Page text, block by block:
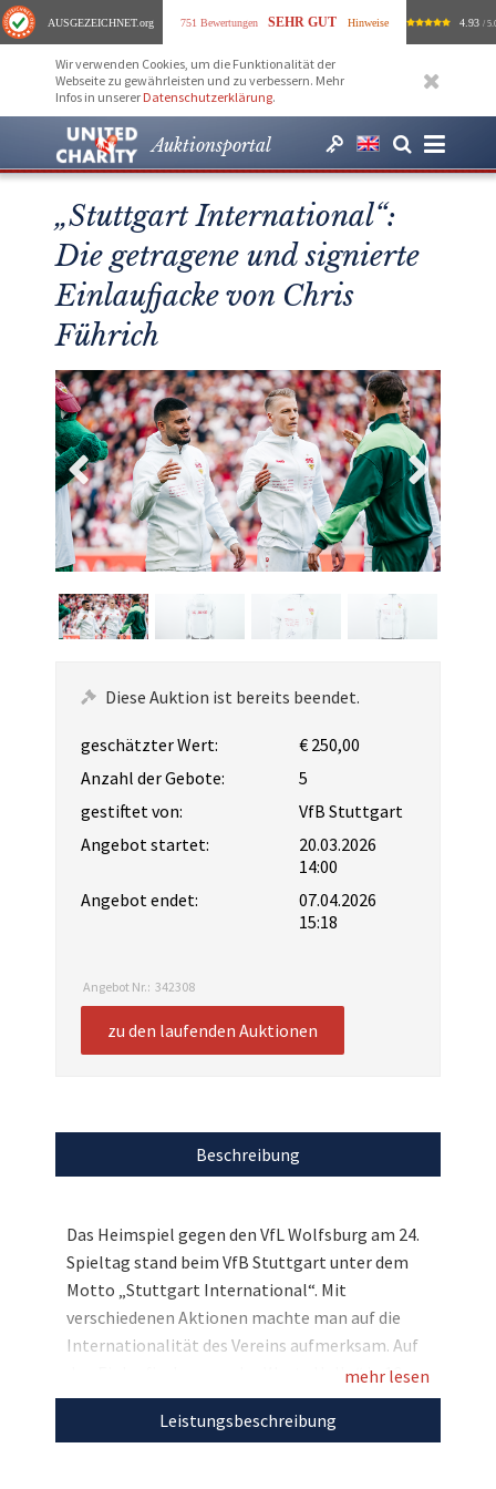
AUSGEZEICHNET.org 751 Bewertungen SEHR GUT Hinweise 4.93 /
Wir verwenden Cookies, um die Funktionalität der
Webseite zu gewährleisten und zu verbessern. Mehr
Infos in unserer Datenschutzerklärung.
Auktionsportal
„Stuttgart International“:
Die getragene und signierte
Einlaufjacke von Chris
Führich
Diese Auktion ist bereits beendet.
geschätzter Wert:
€ 250,00
Anzahl der Gebote:
5
gestiftet von:
VfB Stuttgart
Angebot startet:
20.03.2026
14:00
Angebot endet:
07.04.2026
15:18
Angebot Nr.: 342308
zu den laufenden Auktionen
Beschreibung
Das Heimspiel gegen den VfL Wolfsburg am 24.
Spieltag stand beim VfB Stuttgart unter dem
Motto „Stuttgart International“. Mit
verschiedenen Aktionen machte man auf die
Internationalität des Vereins aufmerksam. Auf
den Einlaufjacken war das Wort „Hallo“ in 16
verschiedenen Sprachen zu lesen –
entsprechend der 16 Nationen, die aktuell durch
mehr lesen
Leistungsbeschreibung